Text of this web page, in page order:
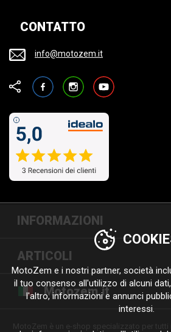
CONTATTO
info@motozem.it
FacebookInstagramYouTube
INFORMAZIONI
ARTICOLI
Motozem.it
MotoZem e i nostri partner, società
il tuo consenso all'utilizzo di alcuni
l'altro, informazioni e annunci
interessi.